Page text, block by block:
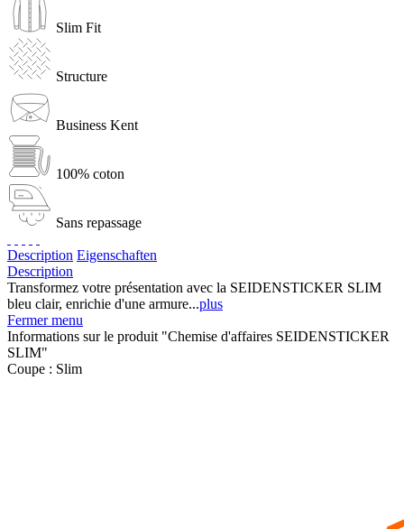
Slim Fit
Structure
Business Kent
100% coton
Sans repassage
Description Eigenschaften
Description
Transformez votre présentation avec la SEIDENSTICKER SLIM
bleu clair, enrichie d'une armure...plus
Fermer menu
Informations sur le produit "Chemise d'affaires SEIDENSTICKER
SLIM"
Coupe : Slim